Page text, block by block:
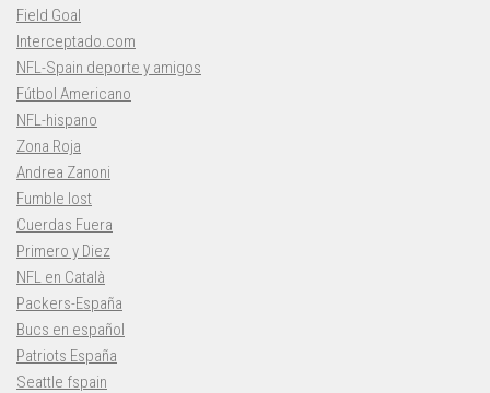
Field Goal
Interceptado.com
NFL-Spain deporte y amigos
Fútbol Americano
NFL-hispano
Zona Roja
Andrea Zanoni
Fumble lost
Cuerdas Fuera
Primero y Diez
NFL en Català
Packers-España
Bucs en español
Patriots España
Seattle fspain